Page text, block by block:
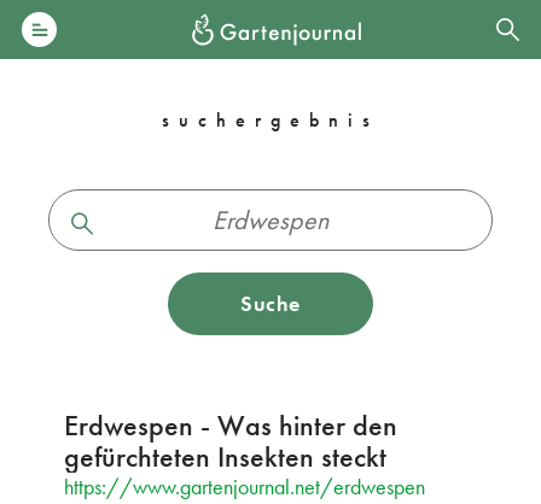
suchergebnis
Suche
Erdwespen - Was hinter den
gefürchteten Insekten steckt
https://www.gartenjournal.net/erdwespen